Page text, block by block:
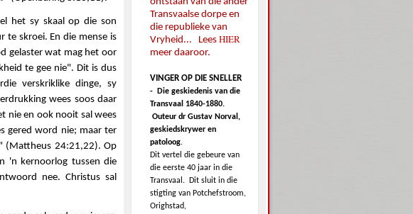
het sy skaal op die son
te skroei. En die mense is
gelaster wat mag het oor
te gee nie". Dit is dus
verskriklike dinge, sy
wees soos daar
nie en ook nooit sal wees
gered word nie; maar ter
(Mattheus 24:21,22). Op
'n kernoorlog tussen die
nee. Christus sal
Transvaalse dorpe en
die republieke van
Vryheid... Lees HIER
meer daaroor.
VINGER OP DIE SNELLER
-
Die geskiedenis van die
Transvaal 1840-1880.
Outeur dr Gustav Norval,
geskiedskrywer en
patoloog.
Dit vertel die gebeure van
die eerste 40 jaar in die
Transvaal.
Dit sluit in die
stigting van Potchefstroom,
Orighstad,